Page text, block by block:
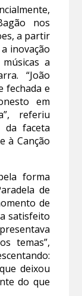
nos
a partir
inovação
a
“João
fechada e
em
referiu
da faceta
à Canção
forma
de
de
satisfeito
temas”,
deixou
do que